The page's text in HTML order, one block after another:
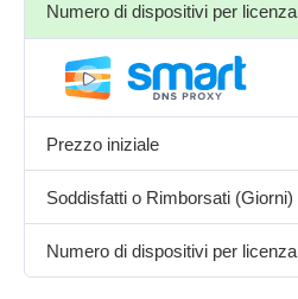
Numero di dispositivi per licenza
Prezzo iniziale
Soddisfatti o Rimborsati (Giorni)
Numero di dispositivi per licenza